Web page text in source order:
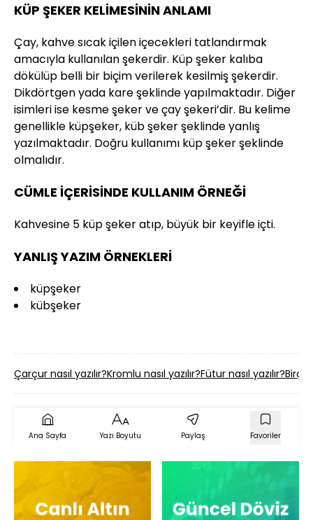
KÜP ŞEKER KELİMESİNİN ANLAMI
Çay, kahve sıcak içilen içecekleri tatlandırmak
amacıyla kullanılan şekerdir. Küp şeker kalıba
dökülüp belli bir biçim verilerek kesilmiş şekerdir.
Dikdörtgen yada kare şeklinde yapılmaktadır. Diğer
isimleri ise kesme şeker ve çay şekeri’dir. Bu kelime
genellikle küpşeker, küb şeker şeklinde yanlış
yazılmaktadır. Doğru kullanımı küp şeker şeklinde
olmalıdır.
CÜMLE İÇERİSİNDE KULLANIM ÖRNEĞİ
Kahvesine 5 küp şeker atıp, büyük bir keyifle içti.
YANLIŞ YAZIM ÖRNEKLERİ
küpşeker
kübşeker
Çarçur nasıl yazılır?Kromlu nasıl yazılır?Fütur nasıl yazılır?
Ana Sayfa Yazı Boyutu Paylaş Favoriler